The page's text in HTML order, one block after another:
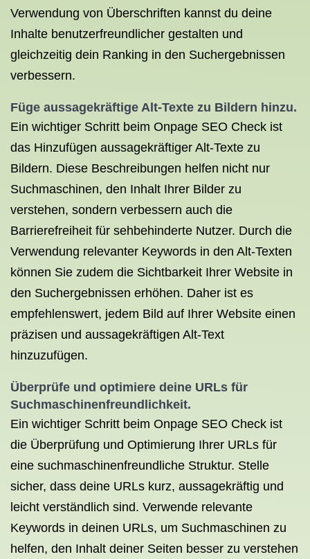
Verwendung von Überschriften kannst du deine
Inhalte benutzerfreundlicher gestalten und
gleichzeitig dein Ranking in den Suchergebnissen
verbessern.
Füge aussagekräftige Alt-Texte zu Bildern hinzu.
Ein wichtiger Schritt beim Onpage SEO Check ist
das Hinzufügen aussagekräftiger Alt-Texte zu
Bildern. Diese Beschreibungen helfen nicht nur
Suchmaschinen, den Inhalt Ihrer Bilder zu
verstehen, sondern verbessern auch die
Barrierefreiheit für sehbehinderte Nutzer. Durch die
Verwendung relevanter Keywords in den Alt-Texten
können Sie zudem die Sichtbarkeit Ihrer Website in
den Suchergebnissen erhöhen. Daher ist es
empfehlenswert, jedem Bild auf Ihrer Website einen
präzisen und aussagekräftigen Alt-Text
hinzuzufügen.
Überprüfe und optimiere deine URLs für
Suchmaschinenfreundlichkeit.
Ein wichtiger Schritt beim Onpage SEO Check ist
die Überprüfung und Optimierung Ihrer URLs für
eine suchmaschinenfreundliche Struktur. Stelle
sicher, dass deine URLs kurz, aussagekräftig und
leicht verständlich sind. Verwende relevante
Keywords in deinen URLs, um Suchmaschinen zu
helfen, den Inhalt deiner Seiten besser zu verstehen